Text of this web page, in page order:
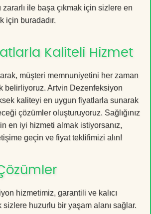
ile başa çıkmak için sizlere en
için buradadır.
Kaliteli Hizmet
müşteri memnuniyetini her zaman
belirliyoruz. Artvin Dezenfeksiyon
kaliteyi en uygun fiyatlarla sunarak
çözümler oluşturuyoruz. Sağlığınız
en iyi hizmeti almak istiyorsanız,
geçin ve fiyat teklifimizi alın!
hizmetimiz, garantili ve kalıcı
huzurlu bir yaşam alanı sağlar.